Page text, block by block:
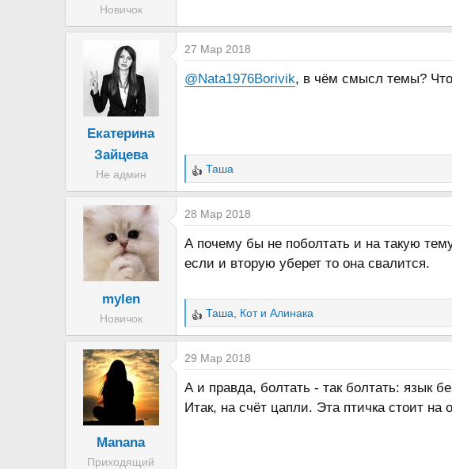
Новичок
Екатерина
Зайцева
Не админ
27 Мар 2018
@Nata1976Borivik, в чём смысл темы? Что
Р
е
а
к
ц
и
:
Таша
mylen
Новичок
28 Мар 2018
А почему бы не поболтать и на такую
если и вторую уберет то она свалится.
Р
е
а
к
ц
и
Таша Коти Алинака
Manana
Приходящий
29 Мар 2018
А и правда, болтать - так болтать: язык
Итак, на счёт цапли. Эта птичка стоит на